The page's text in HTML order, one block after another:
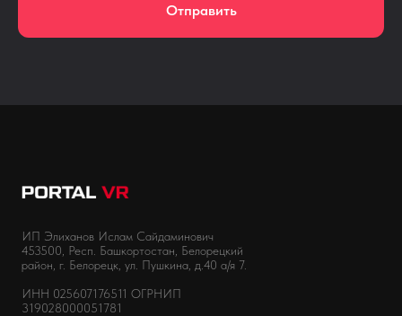
Отправить
ИП Элиханов Ислам Сайдаминович
453500, Респ. Башкортостан, Белорецкий
район, г. Белорецк, ул. Пушкина, д.40 а/я 7.
ИНН 025607176511 ОГРНИП
319028000051781